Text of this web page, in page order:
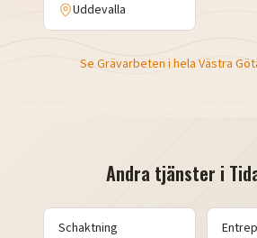
Uddevalla
Se Grävarbeten i hela Västra
Andra tjänster i
Schaktning